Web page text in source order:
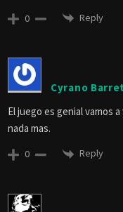
0 Reply
Cyrano Barret
El juego es genial vamos
nada mas.
0 Reply